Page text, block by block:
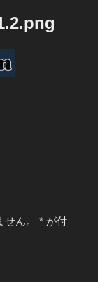
ん。 * が付